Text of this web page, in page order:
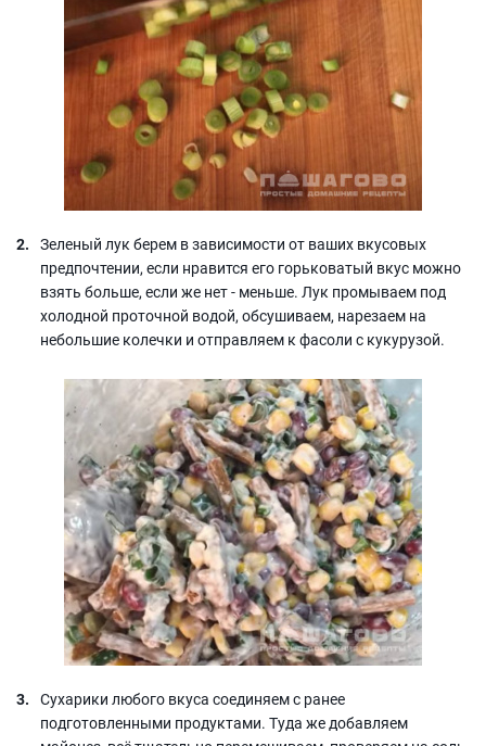
Зеленый лук берем в зависимости от ваших вкусовых
предпочтении, если нравится его горьковатый вкус можно
взять больше, если же нет - меньше. Лук промываем под
холодной проточной водой, обсушиваем, нарезаем на
небольшие колечки и отправляем к фасоли с кукурузой.
Сухарики любого вкуса соединяем с ранее
подготовленными продуктами. Туда же добавляем